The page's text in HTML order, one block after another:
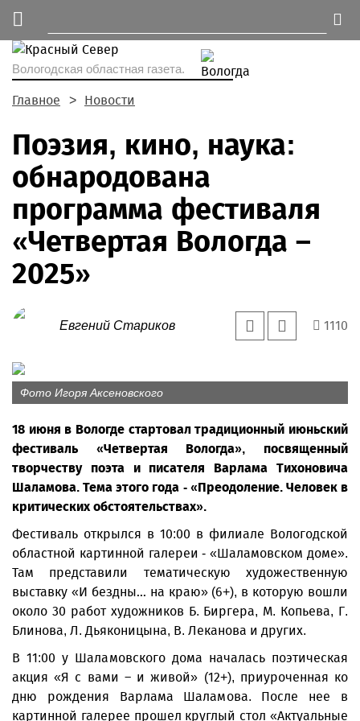
Вологодская областная газета.
Главное Новости
Поэзия, кино, наука:
обнародована
программа фестиваля
«Четвертая Вологда –
2025»
Евгений Стариков 1110
Фото Игоря Аксеновского
18 июня в Вологде стартовал традиционный июньский
фестиваль «Четвертая Вологда», посвященный
творчеству поэта и писателя Варлама Тихоновича
Шаламова. Тема этого года - «Преодоление. Человек в
критических обстоятельствах».
Фестиваль открылся в 10:00 в филиале Вологодской
областной картинной галереи - «Шаламовском доме».
Там представили тематическую художественную
выставку «И бездны… на краю» (6+), в которую вошли
около 30 работ художников Б. Биргера, М. Копьева, Г.
Блинова, Л. Дьяконицына, В. Леканова и других.
В 11:00 у Шаламовского дома началась поэтическая
акция «Я с вами – и живой» (12+), приуроченная ко
дню рождения Варлама Шаламова. После нее в
картинной галерее прошел круглый стол «Актуальные